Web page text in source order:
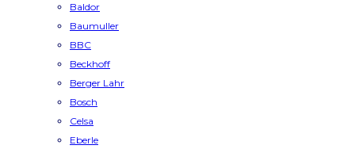
Baldor
Baumuller
BBC
Beckhoff
Berger Lahr
Bosch
Celsa
Eberle